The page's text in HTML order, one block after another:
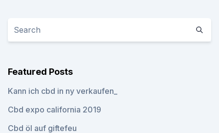
Featured Posts
Kann ich cbd in ny verkaufen_
Cbd expo california 2019
Cbd öl auf giftefeu